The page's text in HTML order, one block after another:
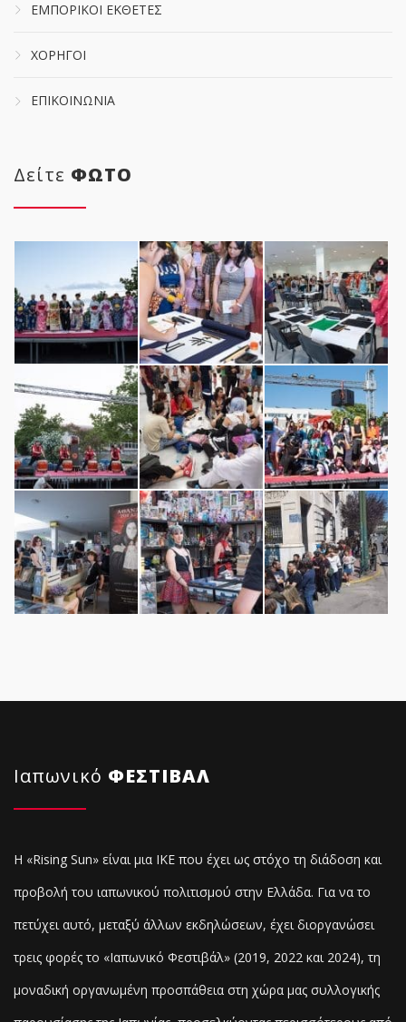
ΕΜΠΟΡΙΚΟΙ ΕΚΘΕΤΕΣ
ΧΟΡΗΓΟΙ
ΕΠΙΚΟΙΝΩΝΙΑ
Δείτε ΦΩΤΟ
Ιαπωνικό ΦΕΣΤΙΒΑΛ
Η «Rising Sun» είναι μια ΙΚΕ που έχει ως στόχο τη διάδοση και
προβολή του ιαπωνικού πολιτισμού στην Ελλάδα. Για να το
πετύχει αυτό, μεταξύ άλλων εκδηλώσεων, έχει διοργανώσει
τρεις φορές το «Ιαπωνικό Φεστιβάλ» (2019, 2022 και 2024), τη
μοναδική οργανωμένη προσπάθεια στη χώρα μας συλλογικής